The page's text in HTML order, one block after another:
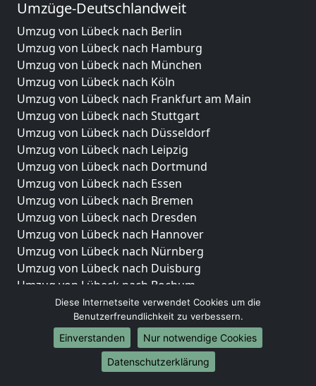
Umzüge-Deutschlandweit
Umzug von Lübeck nach Berlin
Umzug von Lübeck nach Hamburg
Umzug von Lübeck nach München
Umzug von Lübeck nach Köln
Umzug von Lübeck nach Frankfurt am Main
Umzug von Lübeck nach Stuttgart
Umzug von Lübeck nach Düsseldorf
Umzug von Lübeck nach Leipzig
Umzug von Lübeck nach Dortmund
Umzug von Lübeck nach Essen
Umzug von Lübeck nach Bremen
Umzug von Lübeck nach Dresden
Umzug von Lübeck nach Hannover
Umzug von Lübeck nach Nürnberg
Umzug von Lübeck nach Duisburg
Umzug von Lübeck nach Bochum
Umzug von Lübeck nach Wuppertal
Umzug von Lübeck nach Bielefeld
Umzug von Lübeck nach Bonn
Umzug von Lübeck nach Münster
Diese Internetseite verwendet Cookies um die
Benutzerfreundlichkeit zu verbessern.
Einverstanden
Nur notwendige Cookies
Datenschutzerklärung